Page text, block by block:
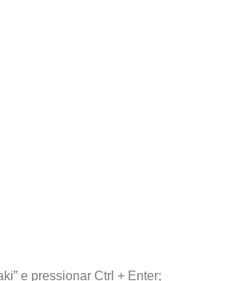
e pressionar Ctrl + Enter;